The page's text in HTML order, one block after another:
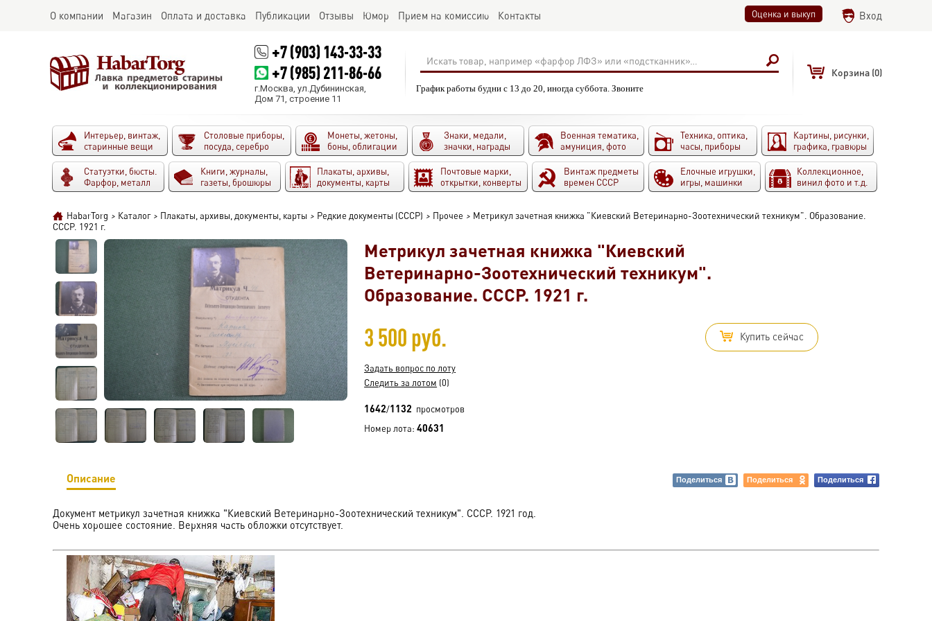
О компании Магазин Оплата и доставка Публикации Отзывы Юмор Прием на комиссию Контакты Оценка и выкуп Вход
+7 (903) 143-33-33
+7 (985) 211-86-66
г.Москва, ул.Дубининская,
Дом 71, строение 11
График работы будни с 13 до 20, иногда суббота. Звоните
Корзина (0)
Интерьер, винтаж,
старинные вещи
Столовые приборы,
посуда, серебро
Монеты, жетоны,
боны, облигации
Знаки, медали,
значки, награды
Военная тематика,
амуниция, фото
Техника, оптика,
часы, приборы
Картины, рисунки,
графика, гравюры
Статуэтки, бюсты.
Фарфор, металл
Книги, журналы,
газеты, брошюры
Плакаты, архивы,
документы, карты
Почтовые марки,
открытки, конверты
Винтаж предметы
времен СССР
Елочные игрушки,
игры, машинки
Коллекционное,
винил фото и т.д.
HabarTorg > Каталог > Плакаты, архивы, документы, карты > Редкие документы (СССР) > Прочее > Метрикул зачетная книжка "Киевский Ветеринарно-Зоотехнический техникум". Образование.
СССР. 1921 г.
Метрикул зачетная книжка "Киевский
Ветеринарно-Зоотехнический техникум".
Образование. СССР. 1921 г.
3 500 руб. Купить сейчас
Задать вопрос по лоту
Следить за лотом (0)
1642/1132 просмотров
Номер лота:40631
Описание Поделиться Поделиться Поделиться
Документ метрикул зачетная книжка "Киевский Ветеринарно-Зоотехнический техникум". СССР. 1921 год.
Очень хорошее состояние. Верхняя часть обложки отсутствует.